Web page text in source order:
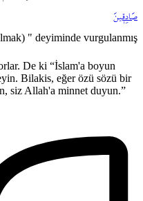
صَادِق۪ينَ
" deyiminde vurgulanmış
De ki “İslam'a boyun
Bilakis, eğer özü sözü bir
siz Allah'a minnet duyun.”